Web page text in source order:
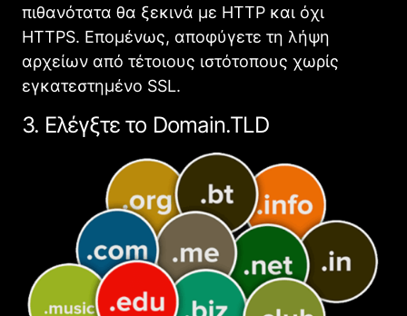
πιθανότατα θα ξεκινά με HTTP και όχι
HTTPS. Επομένως, αποφύγετε τη λήψη
αρχείων από τέτοιους ιστότοπους χωρίς
εγκατεστημένο SSL.
3. Ελέγξτε το Domain.TLD